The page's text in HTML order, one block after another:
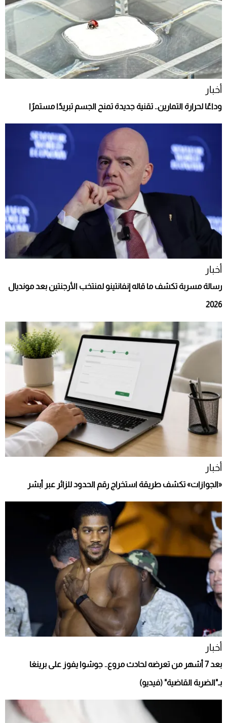
أخبار
وداعًا لحرارة التمارين.. تقنية جديدة تمنح الجسم تبريدًا مستمرًا
أخبار
رسالة مسربة تكشف ما قاله إنفانتينو لمنتخب الأرجنتين بعد مونديال
2026
أخبار
«الجوازات» تكشف طريقة استخراج رقم الحدود للزائر عبر أبشر
أخبار
بعد 7 أشهر من تعرضه لحادث مروع.. جوشوا يفوز على برينغا
بـ"الضربة القاضية" (فيديو)